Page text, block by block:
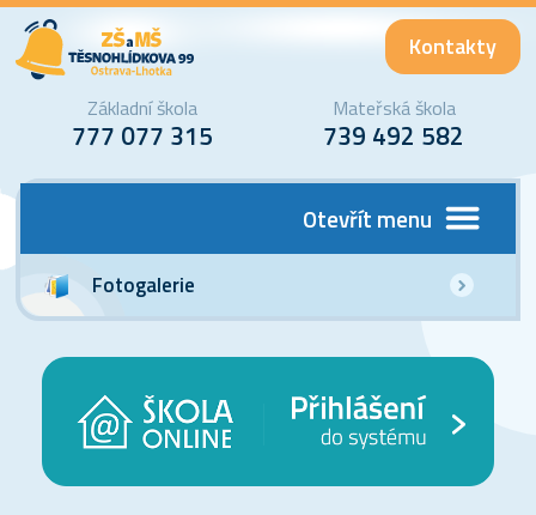
Kontakty
Základní škola
777 077 315
Mateřská škola
739 492 582
Otevřít menu
Fotogalerie